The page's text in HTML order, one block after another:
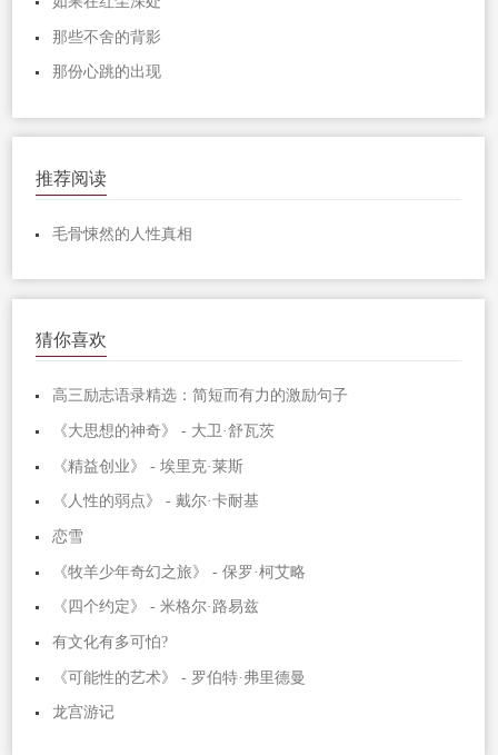
那些不舍的背影
那份心跳的出现
推荐阅读
毛骨悚然的人性真相
猜你喜欢
高三励志语录精选：简短而有力的激励句子
《大思想的神奇》 - 大卫·舒瓦茨
《精益创业》 - 埃里克·莱斯
《人性的弱点》 - 戴尔·卡耐基
恋雪
《牧羊少年奇幻之旅》 - 保罗·柯艾略
《四个约定》 - 米格尔·路易兹
有文化有多可怕?
《可能性的艺术》 - 罗伯特·弗里德曼
龙宫游记